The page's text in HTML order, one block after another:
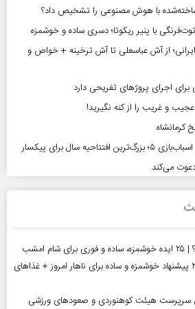
با هوش مصنوعی را تشخیص داد؟
با پنیر ریکوتا؛ دسری ساده و خوشمزه
از آش عباسعلی تا آش ترخینه + خواص و
برای اجرای پروژهای تفریحی دارد
و غریب را از کنه نگیرید!
کرمانشاه
سال برای پیکسار
می‌کند
ناهار چی درست کنم؟ | ۲۰ پیشنهاد خوشمزه و ساده برای ناهار امروز + غذاهای
سرپرست هیئت کوهنوردی و صعودهای ورزشی